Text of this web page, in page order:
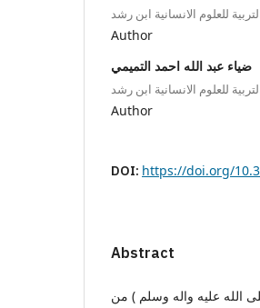
للعلوم الانسانية ابن رشد
Author
ضياء عبد الله احمد التميمي
للعلوم الانسانية ابن رشد
Author
DOI: https://doi.org/
Abstract
الله عليه واله وسلم ) من